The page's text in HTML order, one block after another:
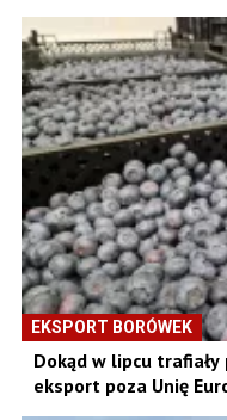
EKSPORT BORÓWEK
Dokąd w lipcu
eksport poza Unię